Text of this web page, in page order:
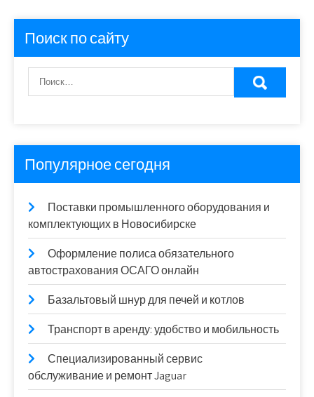
Поиск по сайту
Популярное сегодня
Поставки промышленного оборудования и
комплектующих в Новосибирске
Оформление полиса обязательного
автострахования ОСАГО онлайн
Базальтовый шнур для печей и котлов
Транспорт в аренду: удобство и мобильность
Специализированный сервис
обслуживание и ремонт Jaguar